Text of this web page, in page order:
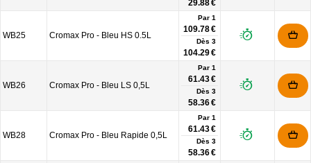
29.88 €
WB25 Cromax Pro - Bleu HS 0.5L
Par 1
109.78 €
Dès 3
104.29 €
WB26 Cromax Pro - Bleu LS 0,5L
Par 1
61.43 €
Dès 3
58.36 €
WB28 Cromax Pro - Bleu Rapide 0,5L
Par 1
61.43 €
Dès 3
58.36 €